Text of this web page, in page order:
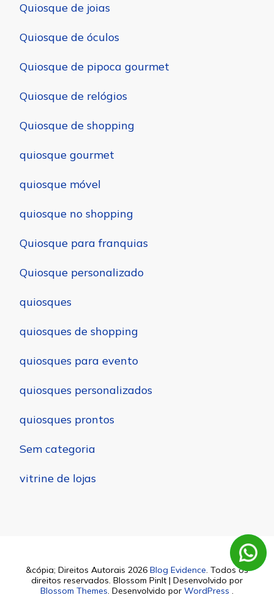
Quiosque de joias
Quiosque de óculos
Quiosque de pipoca gourmet
Quiosque de relógios
Quiosque de shopping
quiosque gourmet
quiosque móvel
quiosque no shopping
Quiosque para franquias
Quiosque personalizado
quiosques
quiosques de shopping
quiosques para evento
quiosques personalizados
quiosques prontos
Sem categoria
vitrine de lojas
&cópia; Direitos Autorais 2026 Blog Evidence. Todos os
direitos reservados. Blossom PinIt | Desenvolvido por
Blossom Themes. Desenvolvido por WordPress .